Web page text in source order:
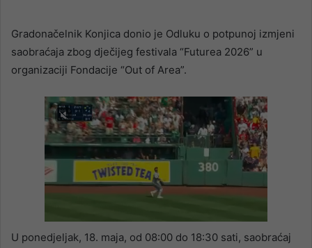
Gradonačelnik Konjica donio je Odluku o potpunoj izmjeni
saobraćaja zbog dječijeg festivala “Futurea 2026” u
organizaciji Fondacije “Out of Area”.
U ponedjeljak, 18. maja, od 08:00 do 18:30 sati, saobraćaj